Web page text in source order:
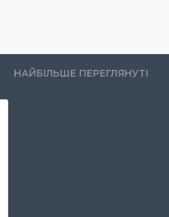
НАЙБІЛЬШЕ ПЕРЕГЛЯНУТІ